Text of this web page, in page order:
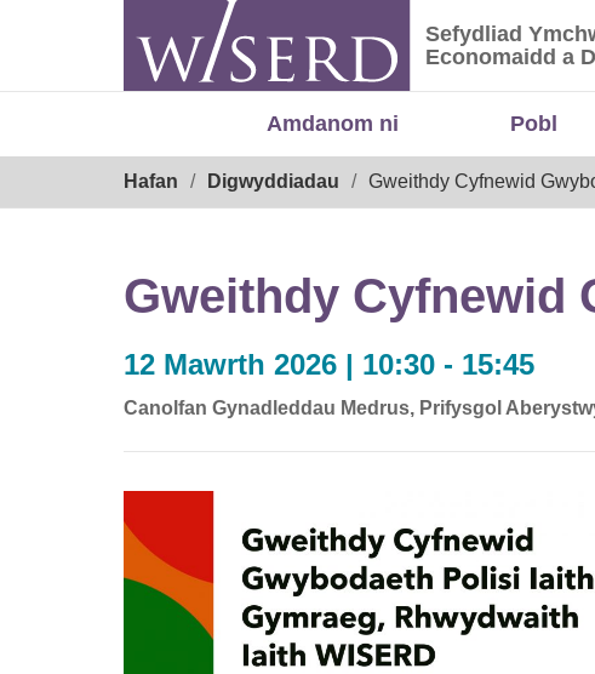
Sefydliad
Sefydliad
Economaidd a
Amdanom ni Pobl
Hafan Digwyddiadau Gweithdy Cyfnewid
Gweithdy Cyfnewid
12 Mawrth 2026 | 10:30 - 15:45
Canolfan Gynadleddau Medrus, Prifysgol